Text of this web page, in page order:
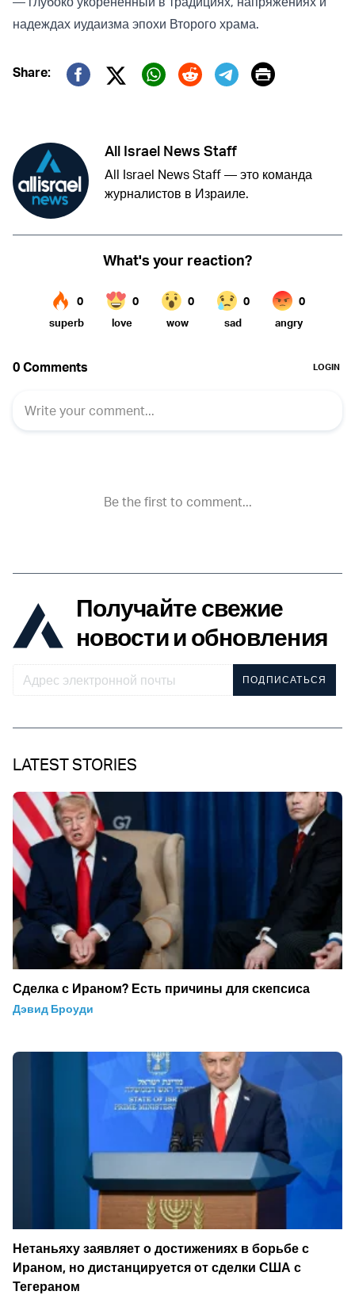
надеждах иудаизма эпохи Второго храма.
Share:
Twitter (X)
Print
All Israel News Staff
All Israel News Staff — это команда
журналистов в Израиле.
Получайте свежие
новости и обновления
ПОДПИСАТЬСЯ
LATEST STORIES
Сделка с Ираном? Есть причины для скепсиса
Дэвид Броуди
Нетаньяху заявляет о достижениях в борьбе с
Ираном, но дистанцируется от сделки США с
Тегераном